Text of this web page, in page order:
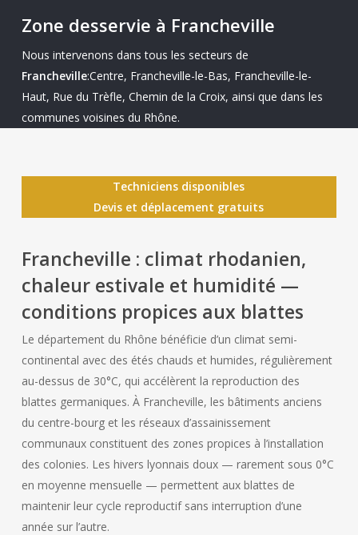
Zone desservie à Francheville
Nous intervenons dans tous les secteurs de
Francheville:Centre, Francheville-le-Bas, Francheville-le-
Haut, Rue du Trèfle, Chemin de la Croix, ainsi que dans les
communes voisines du Rhône.
Techniciens disponibles
Devis et déplacement gratuits
Francheville : climat rhodanien,
chaleur estivale et humidité —
conditions propices aux blattes
Le département du Rhône bénéficie d’un climat semi-
continental avec des étés chauds et humides, régulièrement
au-dessus de 30°C, qui accélèrent la reproduction des
blattes germaniques. À Francheville, les bâtiments anciens
du centre-bourg et les réseaux d’assainissement
communaux constituent des zones propices à l’installation
des colonies. Les hivers lyonnais doux — rarement sous 0°C
en moyenne mensuelle — permettent aux blattes de
maintenir leur cycle reproductif sans interruption d’une
année sur l’autre.